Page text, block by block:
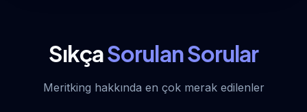
SıkçaSorulan Sorular
Meritking hakkında en çok merak edilenler